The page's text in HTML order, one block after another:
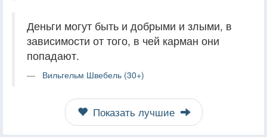
Деньги могут быть и добрыми и злыми, в
зависимости от того, в чей карман они
попадают.
Вильгельм Швебель (30+)
Показать лучшие